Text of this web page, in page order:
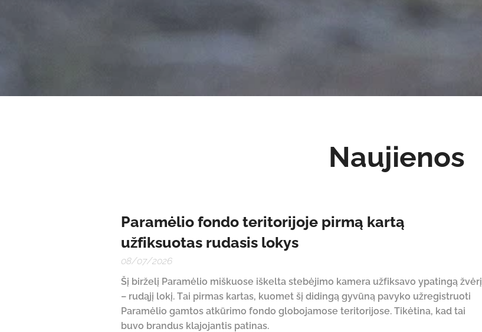
Naujienos
Paramėlio fondo teritorijoje pirmą kartą
užfiksuotas rudasis lokys
08/07/2026
Šį birželį Paramėlio miškuose iškelta stebėjimo kamera užfiksavo ypatingą žvėrį
– rudąjį lokį. Tai pirmas kartas, kuomet šį didingą gyvūną pavyko užregistruoti
Paramėlio gamtos atkūrimo fondo globojamose teritorijose. Tikėtina, kad tai
buvo brandus klajojantis patinas.